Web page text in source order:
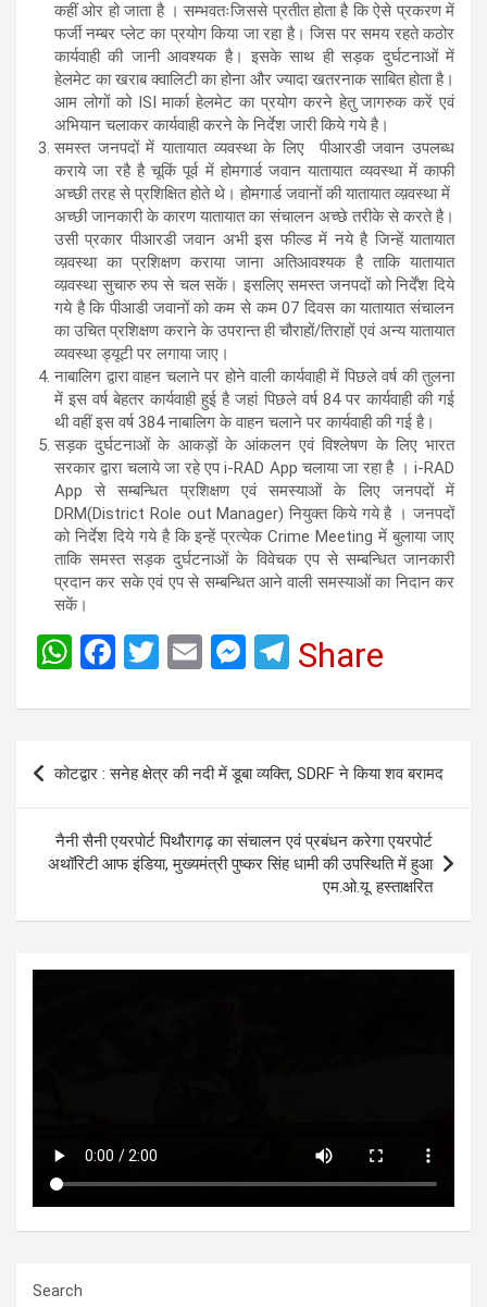
कहीं ओर हो जाता है । सम्भवतःजिससे प्रतीत होता है कि ऐसे प्रकरण में
फर्जी नम्बर प्लेट का प्रयोग किया जा रहा है। जिस पर समय रहते कठोर
कार्यवाही की जानी आवश्यक है। इसके साथ ही सड़क दुर्घटनाओं में
हेलमेट का खराब क्वालिटी का होना और ज्यादा खतरनाक साबित होता है।
आम लोगों को ISI मार्का हेलमेट का प्रयोग करने हेतु जागरुक करें एवं
अभियान चलाकर कार्यवाही करने के निर्देश जारी किये गये है।
समस्त जनपदों में यातायात व्यवस्था के लिए पीआरडी जवान उपलब्ध
कराये जा रहै है चूकिं पूर्व में होमगार्ड जवान यातायात व्यवस्था में काफी
अच्छी तरह से प्रशिक्षित होते थे। होमगार्ड जवानों की यातायात व्य़वस्था में
अच्छी जानकारी के कारण यातायात का संचालन अच्छे तरीके से करते है।
उसी प्रकार पीआरडी जवान अभी इस फील्ड में नये है जिन्हें यातायात
व्य़वस्था का प्रशिक्षण कराया जाना अतिआवश्यक है ताकि यातायात
व्य़वस्था सुचारु रुप से चल सकें। इसलिए समस्त जनपदों को निर्देंश दिये
गये है कि पीआडी जवानों को कम से कम 07 दिवस का यातायात संचालन
का उचित प्रशिक्षण कराने के उपरान्त ही चौराहों/तिराहों एवं अन्य यातायात
व्यवस्था ड्यूटी पर लगाया जाए।
नाबालिग द्वारा वाहन चलाने पर होने वाली कार्यवाही में पिछले वर्ष की तुलना
में इस वर्ष बेहतर कार्यवाही हुई है जहां पिछले वर्ष 84 पर कार्यवाही की गई
थी वहीं इस वर्ष 384 नाबालिग के वाहन चलाने पर कार्यवाही की गई है।
सड़क दुर्घटनाओं के आकड़ों के आंकलन एवं विश्लेषण के लिए भारत
सरकार द्वारा चलाये जा रहे एप i-RAD App चलाया जा रहा है । i-RAD
App से सम्बन्धित प्रशिक्षण एवं समस्याओं के लिए जनपदों में
DRM(District Role out Manager) नियुक्त किये गये है । जनपदों
को निर्देश दिये गये है कि इन्हें प्रत्येक Crime Meeting में बुलाया जाए
ताकि समस्त सड़क दुर्घटनाओं के विवेचक एप से सम्बन्धित जानकारी
प्रदान कर सके एवं एप से सम्बन्धित आने वाली समस्याओं का निदान कर
सकें।
W
at
A
p
p
F
ce
b
o
o
k
T
tt
er
E
ail
M
se
g
er
T
e
gr
a
m
Share
Post
navigation
कोटद्वार : सनेह क्षेत्र की नदी में डूबा व्यक्ति, SDRF ने किया शव बरामद
नैनी सैनी एयरपोर्ट पिथौरागढ़ का संचालन एवं प्रबंधन करेगा एयरपोर्ट
अथॉरिटी आफ इंडिया, मुख्यमंत्री पुष्कर सिंह धामी की उपस्थिति में हुआ
एम.ओ.यू. हस्ताक्षरित
Search